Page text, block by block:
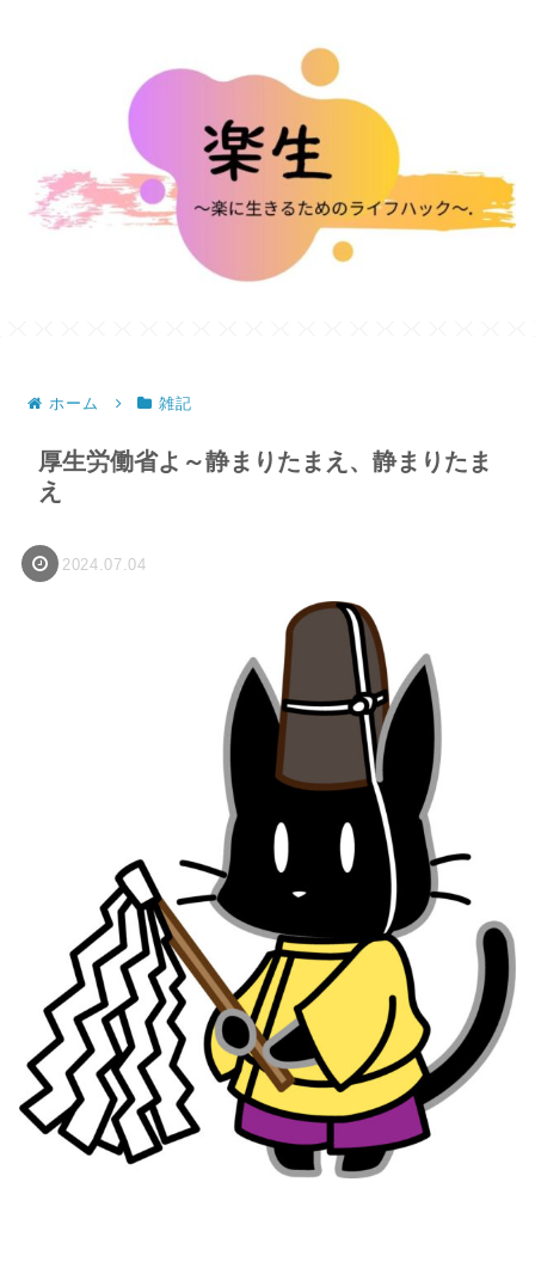
ホーム 雑記
厚生労働省よ～静まりたまえ、静まりたま
え
2024.07.04